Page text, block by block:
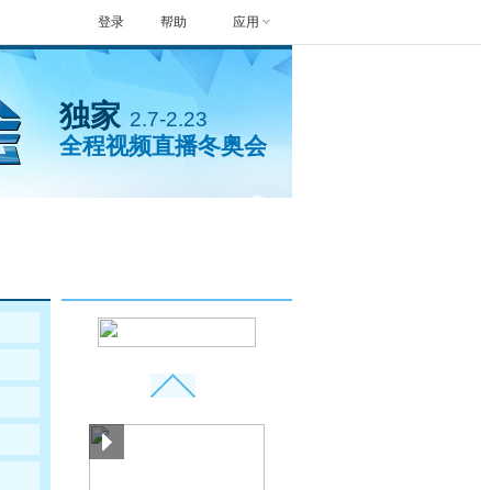
帮助 应用
登录
独家 2.7-2.23
全程视频直播冬奥会